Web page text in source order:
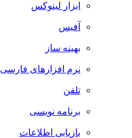
ابزار لینوکس
آفیس
بهینه ساز
نرم افزارهای فارسی
تلفن
برنامه نویسی
بازیابی اطلاعات